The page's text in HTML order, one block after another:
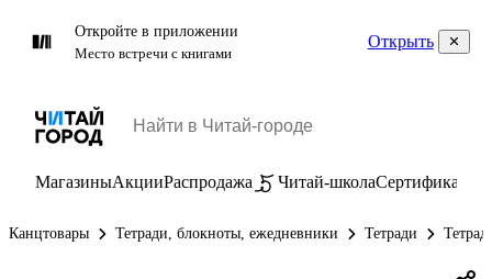
Откройте в приложении
Место встречи с книгами
Открыть
МагазиныАкцииРаспродажа Читай-школаСертификаты
Канцтовары Тетради, блокноты, ежедневники Тетради